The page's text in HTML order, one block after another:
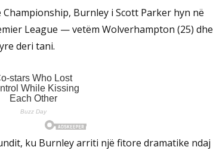
Burnley i Scott Parker hyn në
League — vetëm Wolverhampton (25) dhe
deri tani.
ku Burnley arriti një fitore dramatike ndaj